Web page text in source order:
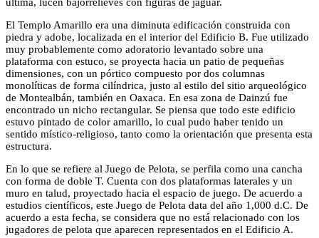
última, lucen bajorrelieves con figuras de jaguar.
El Templo Amarillo era una diminuta edificación construida con
piedra y adobe, localizada en el interior del Edificio B. Fue utilizado
muy probablemente como adoratorio levantado sobre una
plataforma con estuco, se proyecta hacia un patio de pequeñas
dimensiones, con un pórtico compuesto por dos columnas
monolíticas de forma cilíndrica, justo al estilo del sitio arqueológico
de Montealbán, también en Oaxaca. En esa zona de Dainzú fue
encontrado un nicho rectangular. Se piensa que todo este edificio
estuvo pintado de color amarillo, lo cual pudo haber tenido un
sentido místico-religioso, tanto como la orientación que presenta esta
estructura.
En lo que se refiere al Juego de Pelota, se perfila como una cancha
con forma de doble T. Cuenta con dos plataformas laterales y un
muro en talud, proyectado hacia el espacio de juego. De acuerdo a
estudios científicos, este Juego de Pelota data del año 1,000 d.C. De
acuerdo a esta fecha, se considera que no está relacionado con los
jugadores de pelota que aparecen representados en el Edificio A.